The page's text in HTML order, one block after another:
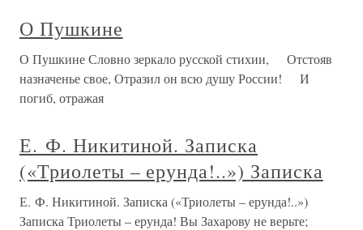
О Пушкине
О Пушкине Словно зеркало русской стихии, Отстояв
назначенье свое, Отразил он всю душу России! И
погиб, отражая
Е. Ф. Никитиной. Записка
(«Триолеты – ерунда!..») Записка
Е. Ф. Никитиной. Записка («Триолеты – ерунда!..»)
Записка Триолеты – ерунда! Вы Захарову не верьте;